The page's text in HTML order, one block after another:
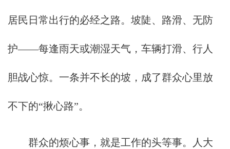
居民日常出行的必经之路。坡陡、路滑、无防
护——每逢雨天或潮湿天气，车辆打滑、行人
胆战心惊。一条并不长的坡，成了群众心里放
不下的“揪心路”。
群众的烦心事，就是工作的头等事。人大